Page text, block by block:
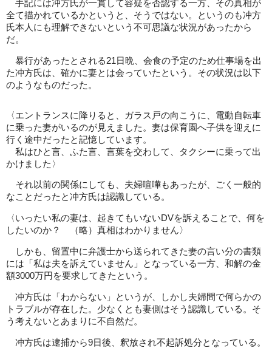
手記には冲方氏が一貫して容疑を否認する一方、その真相が
全て描かれているかというと、そうではない。というのも冲方
氏本人にも理解できないという不可思議な状況があったから
だ。
暴行があったとされる21日晩、会食の予定のため仕事場を出
た冲方氏は、確かに妻とは会っていたという。その状況は以下
のようなものだった。
〈エントランスに降りると、ガラス戸の向こうに、電動自転車
に乗った妻がいるのが見えました。妻は保育園へ子供を迎えに
行く途中だったと記憶しています。
私はひと言、ふた言、言葉を交わして、タクシーに乗って出
かけました〉
それ以前の関係にしても、夫婦喧嘩もあったが、ごく一般的
なことだったと冲方氏は認識している。
〈いったい私の妻は、起きてもいないDVを訴えることで、何を
したいのか？ （略）真相はわかりません〉
しかも、留置中に弁護士から送られてきた妻の言い分の書類
には「私は夫を訴えていません」となっている一方、和解の金
額3000万円を要求してきたという。
冲方氏は「わからない」というが、しかし夫婦間で何らかの
トラブルが存在した。少なくとも妻側はそう認識している。そ
う考えないとあまりに不自然だ。
冲方氏は逮捕から9日後、釈放され不起訴処分となっている。